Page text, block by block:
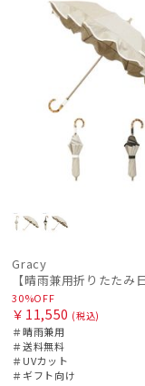
Gracy
30%OFF
￥11,550 (税込)
＃晴雨兼用
＃送料無料
＃UVカット
＃ギフト向け